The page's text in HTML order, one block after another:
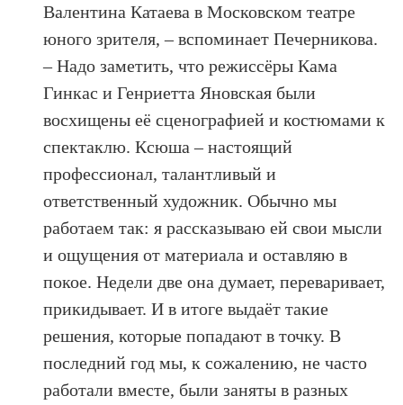
Валентина Катаева в Московском театре
юного зрителя, – вспоминает Печерникова.
– Надо заметить, что режиссёры Кама
Гинкас и Генриетта Яновская были
восхищены её сценографией и костюмами к
спектаклю. Ксюша – настоящий
профессионал, талантливый и
ответственный художник. Обычно мы
работаем так: я рассказываю ей свои мысли
и ощущения от материала и оставляю в
покое. Недели две она думает, переваривает,
прикидывает. И в итоге выдаёт такие
решения, которые попадают в точку. В
последний год мы, к сожалению, не часто
работали вместе, были заняты в разных